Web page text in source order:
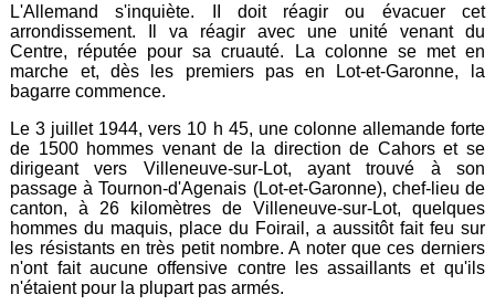
L'Allemand s'inquiète. II doit réagir ou évacuer cet
arrondissement. Il va réagir avec une unité venant du
Centre, réputée pour sa cruauté. La colonne se met en
marche et, dès les premiers pas en Lot-et-Garonne, la
bagarre commence.
Le 3 juillet 1944, vers 10 h 45, une colonne allemande forte
de 1500 hommes venant de la direction de Cahors et se
dirigeant vers Villeneuve-sur-Lot, ayant trouvé à son
passage à Tournon-d'Agenais (Lot-et-Garonne), chef-lieu de
canton, à 26 kilomètres de Villeneuve-sur-Lot, quelques
hommes du maquis, place du Foirail, a aussitôt fait feu sur
les résistants en très petit nombre. A noter que ces derniers
n'ont fait aucune offensive contre les assaillants et qu'ils
n'étaient pour la plupart pas armés.